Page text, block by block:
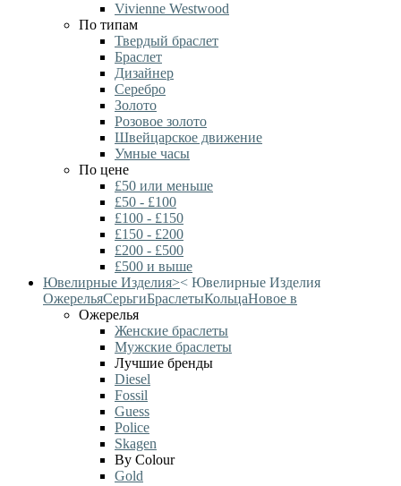
Vivienne Westwood
По типам
Твердый браслет
Браслет
Дизайнер
Серебро
Золото
Розовое золото
Швейцарское движение
Умные часы
По цене
£50 или меньше
£50 - £100
£100 - £150
£150 - £200
£200 - £500
£500 и выше
Ювелирные Изделия>< Ювелирные Изделия
ОжерельяСерьгиБраслетыКольцаНовое в
Ожерелья
Женские браслеты
Мужские браслеты
Лучшие бренды
Diesel
Fossil
Guess
Police
Skagen
By Colour
Gold